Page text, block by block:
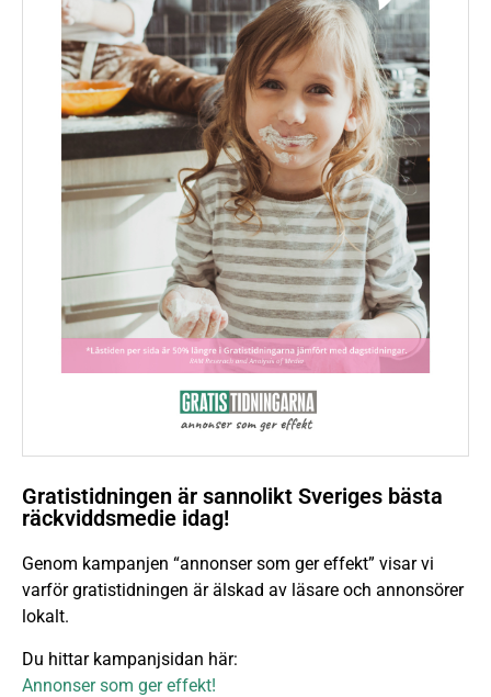
Gratistidningen är sannolikt Sveriges bästa
räckviddsmedie idag!
Genom kampanjen “annonser som ger effekt” visar vi
varför gratistidningen är älskad av läsare och annonsörer
lokalt.
Du hittar kampanjsidan här:
Annonser som ger effekt!